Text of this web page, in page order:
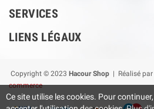
SERVICES
LIENS LÉGAUX
Copyright © 2023 Hacour Shop | Réalisé par
commerce
Ce site utilise les cookies. Pour